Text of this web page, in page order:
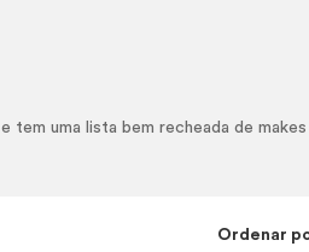
e tem uma lista bem recheada demakes
Ordenar